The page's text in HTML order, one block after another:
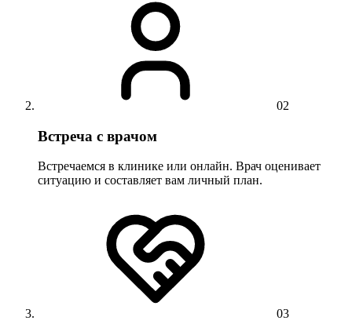
02
Встреча с врачом
Встречаемся в клинике или онлайн. Врач оценивает
ситуацию и составляет вам личный план.
03